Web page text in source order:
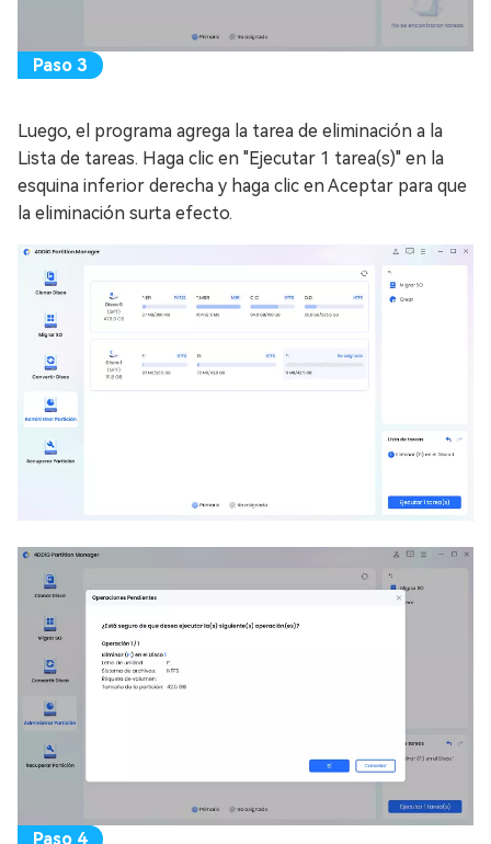
Luego, el programa agrega la tarea de eliminación a la
Lista de tareas. Haga clic en "Ejecutar 1 tarea(s)" en la
esquina inferior derecha y haga clic en Aceptar para que
la eliminación surta efecto.